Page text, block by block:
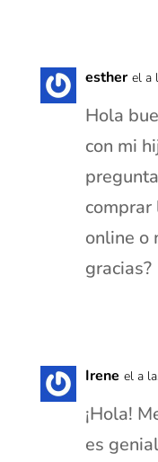
esther el a
Hola
con mi
online o
gracias?
Irene el a
¡Hola!
es